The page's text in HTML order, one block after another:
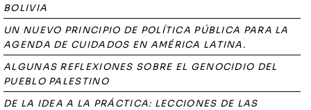
BOLIVIA
UN NUEVO PRINCIPIO DE POLÍTICA PÚBLICA PARA LA
AGENDA DE CUIDADOS EN AMÉRICA LATINA.
ALGUNAS REFLEXIONES SOBRE EL GENOCIDIO DEL
PUEBLO PALESTINO
DE LA IDEA A LA PRÁCTICA: LECCIONES DE LAS